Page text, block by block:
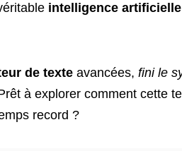
intelligence artificielle
de texte avancées,fini le
à explorer comment cette
record ?